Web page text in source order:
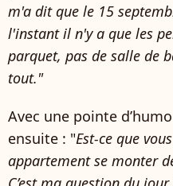
m'a dit que le 15
l'instant il n'y a que les
parquet, pas de salle de
tout."
Avec une pointe
ensuite : "Est-ce que
appartement se monter